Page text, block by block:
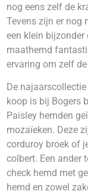
nog eens zelf de
Tevens zijn er nog
een klein bijzonder
maathemd
ervaring om zelf
De
koop is bij Bogers
Paisley hemden
mozaïeken. Deze
corduroy broek of
colbert. Een ander
check hemd met
hemd en zowel